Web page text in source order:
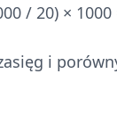
/ 20) × 1000
i